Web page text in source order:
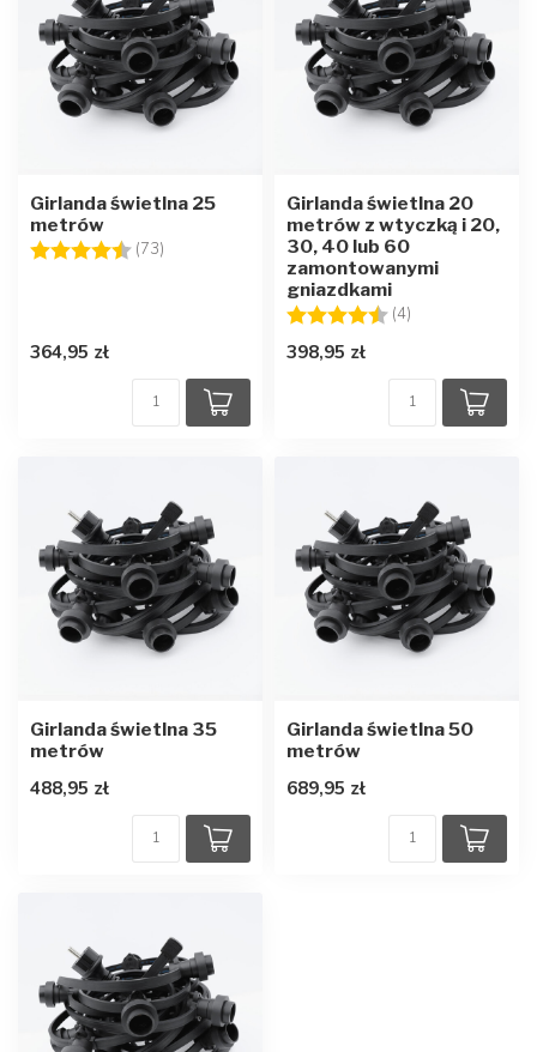
Girlanda świetlna 25
metrów
Ocena:
(73) 4.8 na 5 gwiazdek
364,95 zł
Girlanda świetlna 20
metrów z wtyczką i 20,
30, 40 lub 60
zamontowanymi
gniazdkami
Ocena:
(4)
398,95 zł
Girlanda świetlna 35
metrów
488,95 zł
Girlanda świetlna 50
metrów
689,95 zł